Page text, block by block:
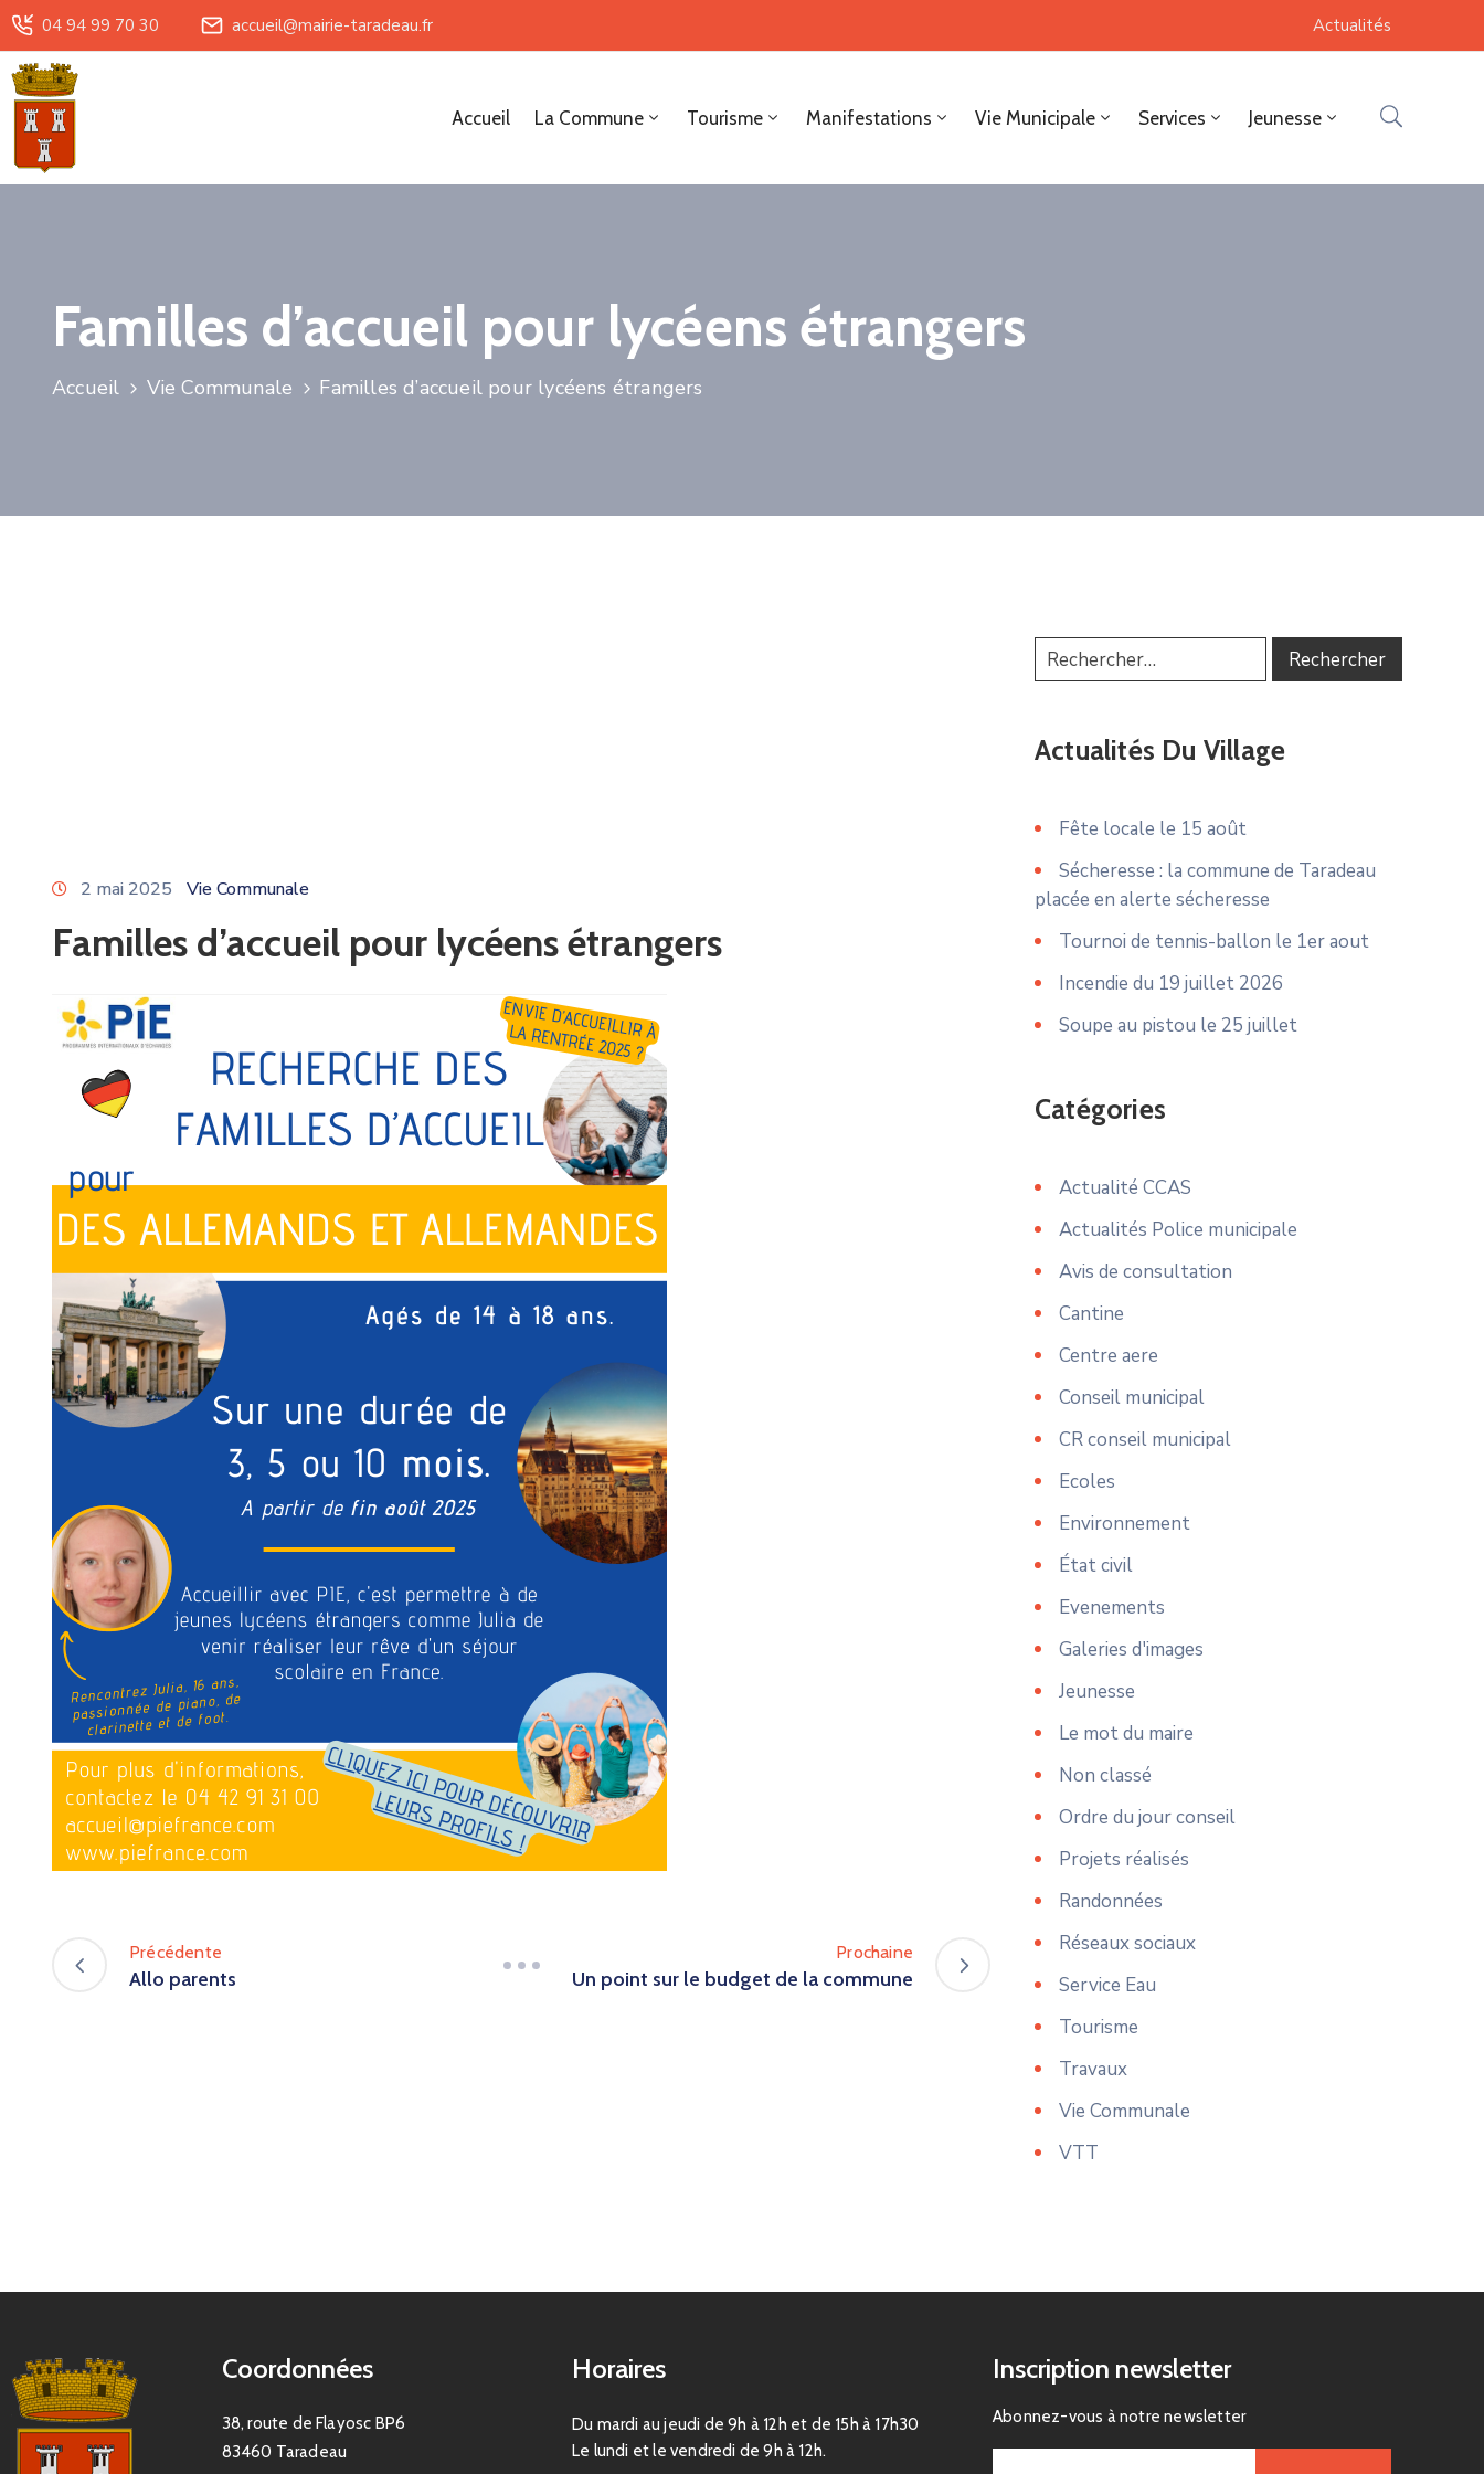
04 94 99 70 30 accueil@mairie-taradeau.fr Actualités
Accueil La Commune Tourisme Manifestations Vie Municipale Services Jeunesse
Familles d’accueil pour lycéens étrangers
Accueil Vie Communale Familles d’accueil pour lycéens étrangers
2 mai 2025 Vie Communale
Familles d’accueil pour lycéens étrangers
Précédente
Allo parents
Prochaine
Un point sur le budget de la commune
Actualités Du Village
Fête locale le 15 août
Sécheresse : la commune de Taradeau
placée en alerte sécheresse
Tournoi de tennis-ballon le 1er aout
Incendie du 19 juillet 2026
Soupe au pistou le 25 juillet
Catégories
Actualité CCAS
Actualités Police municipale
Avis de consultation
Cantine
Centre aere
Conseil municipal
CR conseil municipal
Ecoles
Environnement
État civil
Evenements
Galeries d'images
Jeunesse
Le mot du maire
Non classé
Ordre du jour conseil
Projets réalisés
Randonnées
Réseaux sociaux
Service Eau
Tourisme
Travaux
Vie Communale
VTT
Coordonnées
38, route de Flayosc BP6
83460 Taradeau
Horaires
Du mardi au jeudi de 9h à 12h et de 15h à 17h30
Le lundi et le vendredi de 9h à 12h.
Inscription newsletter
Abonnez-vous à notre newsletter